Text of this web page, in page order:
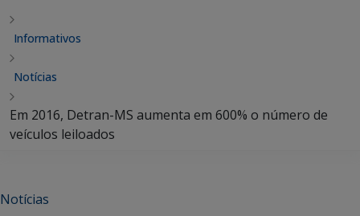
Informativos
Notícias
Em 2016, Detran-MS aumenta em 600% o número de
veículos leiloados
Notícias